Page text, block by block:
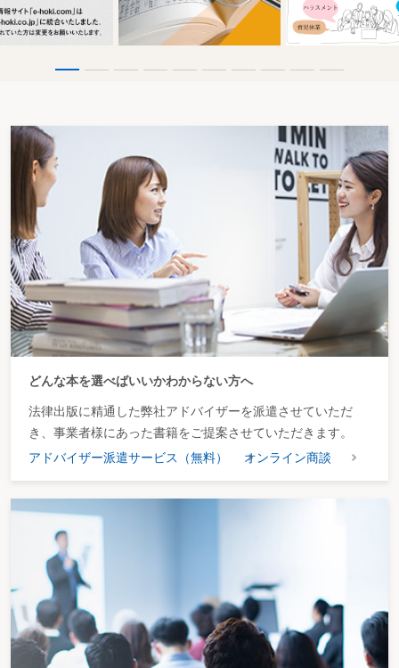
どんな本を選べばいいかわからない方へ
法律出版に精通した弊社アドバイザーを派遣させていただ
き、事業者様にあった書籍をご提案させていただきます。
アドバイザー派遣サービス（無料）
オンライン商談